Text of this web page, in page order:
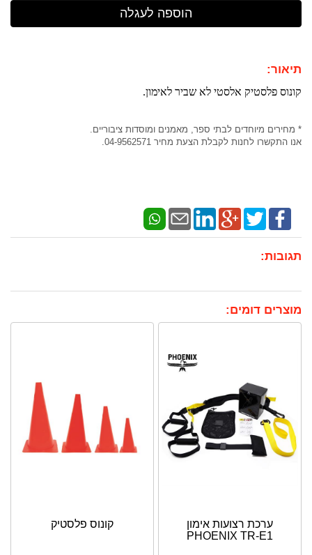
תיאור:
קונוס פלסטיק אלסטי לא שביר לאימון.
* מחירים מיוחדים לבתי ספר, מאמנים ומוסדות ציבוריים.
אנו התקשרו לחנות לקבלת הצעת מחיר 04-9562571.
תגובות:
מוצרים דומים:
ערכת רצועות אימון
PHOENIX TR-E1
קונוס פלסטיק